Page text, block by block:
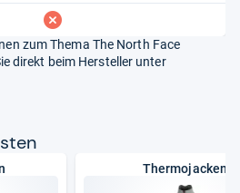
fehlt
zum Thema The North Face
direkt beim Hersteller unter
Thermojacken